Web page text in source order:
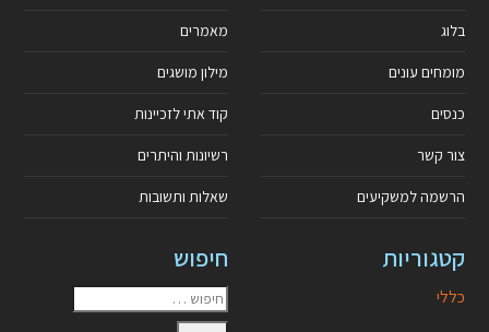
בלוג
מומחים עונים
כנסים
צור קשר
הרשמה למשקיעים
מאמרים
מילון מושגים
קוד אתי לזכיינות
רשיונות והיתרים
שאלות ותשובות
קטגוריות
כללי
חיפוש